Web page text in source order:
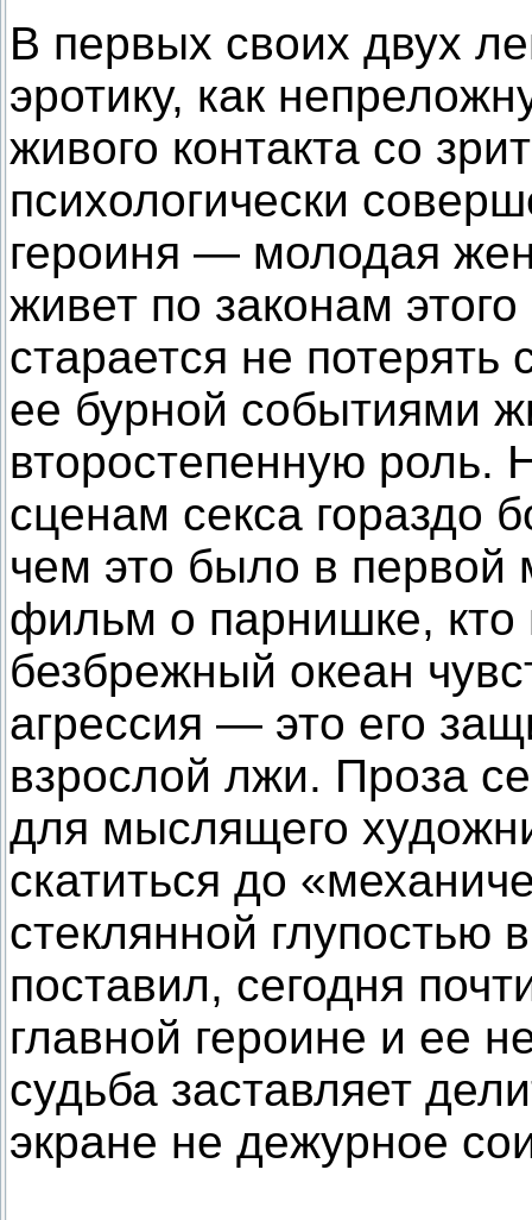
В первых своих двух
эротику, как
живого контакта со
психологически
героиня — молодая
живет по законам
старается не потерять
ее бурной событиями
второстепенную роль.
сценам секса гораздо
чем это было в первой
фильм о парнишке, кто
безбрежный океан
агрессия — это его
взрослой лжи. Проза
для мыслящего
скатиться до
стеклянной глупостью
поставил, сегодня
главной героине и ее
судьба заставляет
экране не дежурное